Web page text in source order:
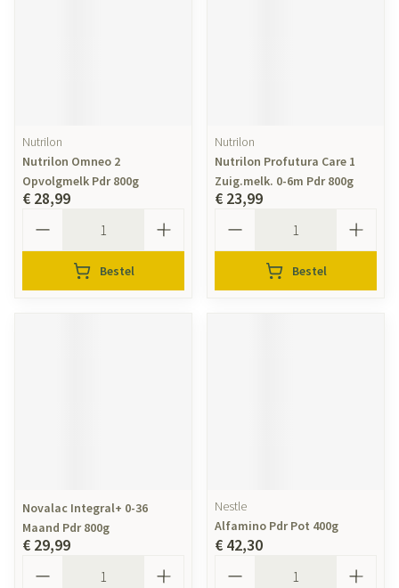
Nutrilon
Nutrilon Omneo 2
Opvolgmelk Pdr 800g
€ 28,99
Bestel
Nutrilon
Nutrilon Profutura Care 1
Zuig.melk. 0-6m Pdr 800g
€ 23,99
Bestel
Novalac Integral+ 0-36
Maand Pdr 800g
€ 29,99
Nestle
Alfamino Pdr Pot 400g
€ 42,30